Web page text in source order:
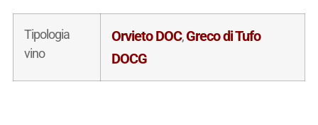
Tipologia
vino
Orvieto DOC,Greco di Tufo
DOCG